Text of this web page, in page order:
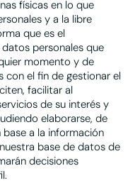
físicas en lo que
y a la libre
que es el
personales que
momento y de
con el fin de gestionar el
facilitar al
de su interés y
elaborarse, de
a la información
base de datos de
decisiones